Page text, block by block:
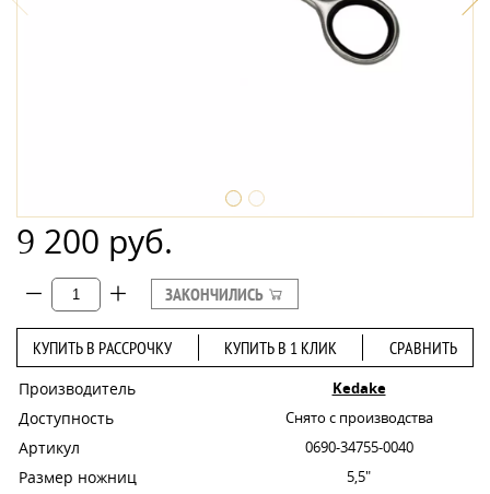
9 200 руб.
ЗАКОНЧИЛИСЬ
КУПИТЬ В РАССРОЧКУ КУПИТЬ В 1 КЛИК СРАВНИТЬ
Производитель Kedake
Доступность Снято с производства
Артикул 0690-34755-0040
Размер ножниц 5,5"